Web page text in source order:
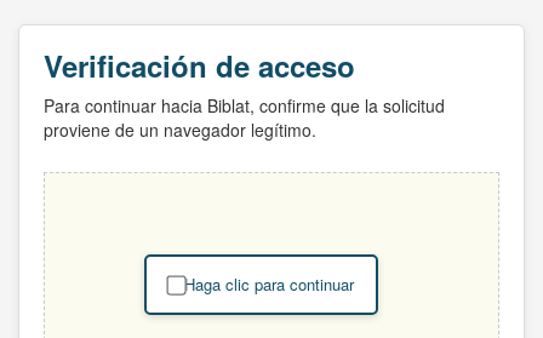
Verificación de acceso
Para continuar hacia Biblat, confirme que la solicitud
proviene de un navegador legítimo.
Haga clic para continuar